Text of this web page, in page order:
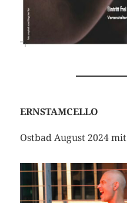
ERNSTAMCELLO
Ostbad August 2024 mit